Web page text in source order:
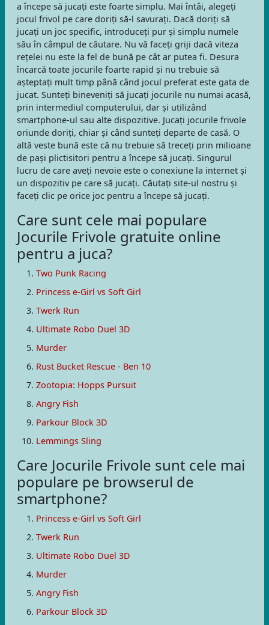
a începe să jucați este foarte simplu. Mai întâi, alegeți
jocul frivol pe care doriți să-l savurați. Dacă doriți să
jucați un joc specific, introduceți pur și simplu numele
său în câmpul de căutare. Nu vă faceți griji dacă viteza
rețelei nu este la fel de bună pe cât ar putea fi. Desura
încarcă toate jocurile foarte rapid și nu trebuie să
așteptați mult timp până când jocul preferat este gata de
jucat. Sunteți bineveniți să jucați jocurile nu numai acasă,
prin intermediul computerului, dar și utilizând
smartphone-ul sau alte dispozitive. Jucați jocurile frivole
oriunde doriți, chiar și când sunteți departe de casă. O
altă veste bună este că nu trebuie să treceți prin milioane
de pași plictisitori pentru a începe să jucați. Singurul
lucru de care aveți nevoie este o conexiune la internet și
un dispozitiv pe care să jucați. Căutați site-ul nostru și
faceți clic pe orice joc pentru a începe să jucați.
Care sunt cele mai populare
Jocurile Frivole gratuite online
pentru a juca?
Two Punk Racing
Princess e-Girl vs Soft Girl
Twerk Run
Ultimate Robo Duel 3D
Murder
Rust Bucket Rescue - Ben 10
Zootopia: Hopps Pursuit
Angry Fish
Parkour Block 3D
Lemmings Sling
Care Jocurile Frivole sunt cele mai
populare pe browserul de
smartphone?
Princess e-Girl vs Soft Girl
Twerk Run
Ultimate Robo Duel 3D
Murder
Angry Fish
Parkour Block 3D